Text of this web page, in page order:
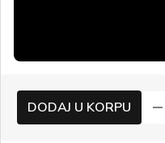
DODAJ U KORPU